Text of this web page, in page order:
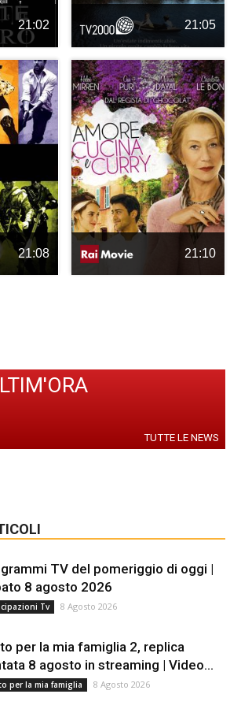
21:02 21:05
21:08 21:10
TUTTE LE NEWS
TV del pomeriggio di oggi |
8 agosto 2026
Tv 8 Agosto 2026
per la mia famiglia 2, replica
8 agosto in streaming | Video...
per la mia famiglia 8 Agosto 2026